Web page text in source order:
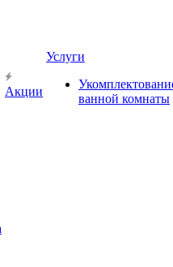
Акции
Услуги
ванной комнаты